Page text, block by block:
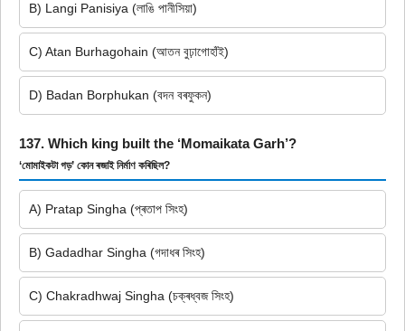
B) Langi Panisiya (লাঙি পানীসিয়া)
C) Atan Burhagohain (আতন বুঢ়াগোহাঁই)
D) Badan Borphukan (বদন বৰফুকন)
137. Which king built the ‘Momaikata Garh’?
‘মোমাইকটা গড়’ কোন ৰজাই নিৰ্মাণ কৰিছিল?
A) Pratap Singha (প্ৰতাপ সিংহ)
B) Gadadhar Singha (গদাধৰ সিংহ)
C) Chakradhwaj Singha (চক্ৰধ্বজ সিংহ)